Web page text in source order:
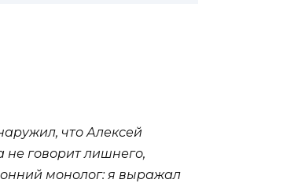
что Алексей
не говорит лишнего,
монолог: я выражал